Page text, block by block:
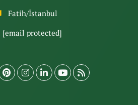
Fatih/İstanbul
[email protected]